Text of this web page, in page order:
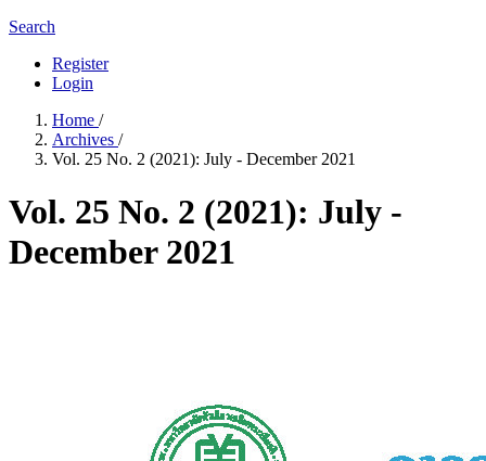
Search
Register
Login
Home /
Archives /
Vol. 25 No. 2 (2021): July - December 2021
Vol. 25 No. 2 (2021): July -
December 2021